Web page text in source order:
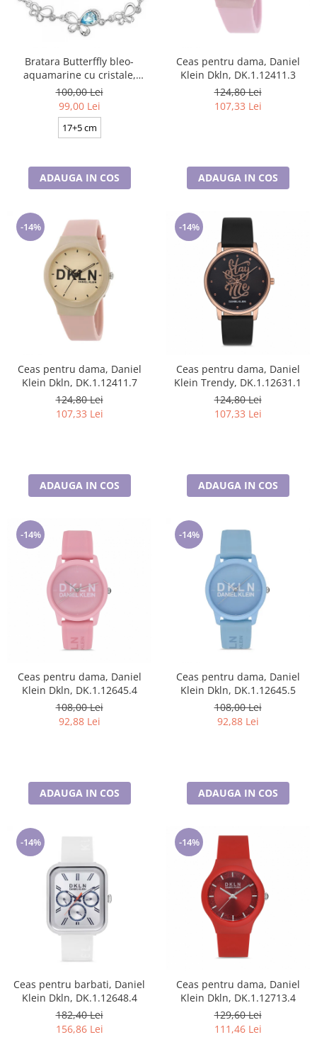
Bratara Butterffly bleo-
aquamarine cu cristale,
placata cu aur 18K
100,00 Lei
99,00 Lei
17+5 cm
ADAUGA IN COS
Ceas pentru dama, Daniel
Klein Dkln, DK.1.12411.3
124,80 Lei
107,33 Lei
ADAUGA IN COS
-14%
Ceas pentru dama, Daniel
Klein Dkln, DK.1.12411.7
124,80 Lei
107,33 Lei
ADAUGA IN COS
-14%
Ceas pentru dama, Daniel
Klein Trendy, DK.1.12631.1
124,80 Lei
107,33 Lei
ADAUGA IN COS
-14%
Ceas pentru dama, Daniel
Klein Dkln, DK.1.12645.4
108,00 Lei
92,88 Lei
ADAUGA IN COS
-14%
Ceas pentru dama, Daniel
Klein Dkln, DK.1.12645.5
108,00 Lei
92,88 Lei
ADAUGA IN COS
-14%
Ceas pentru barbati, Daniel
Klein Dkln, DK.1.12648.4
182,40 Lei
156,86 Lei
-14%
Ceas pentru dama, Daniel
Klein Dkln, DK.1.12713.4
129,60 Lei
111,46 Lei